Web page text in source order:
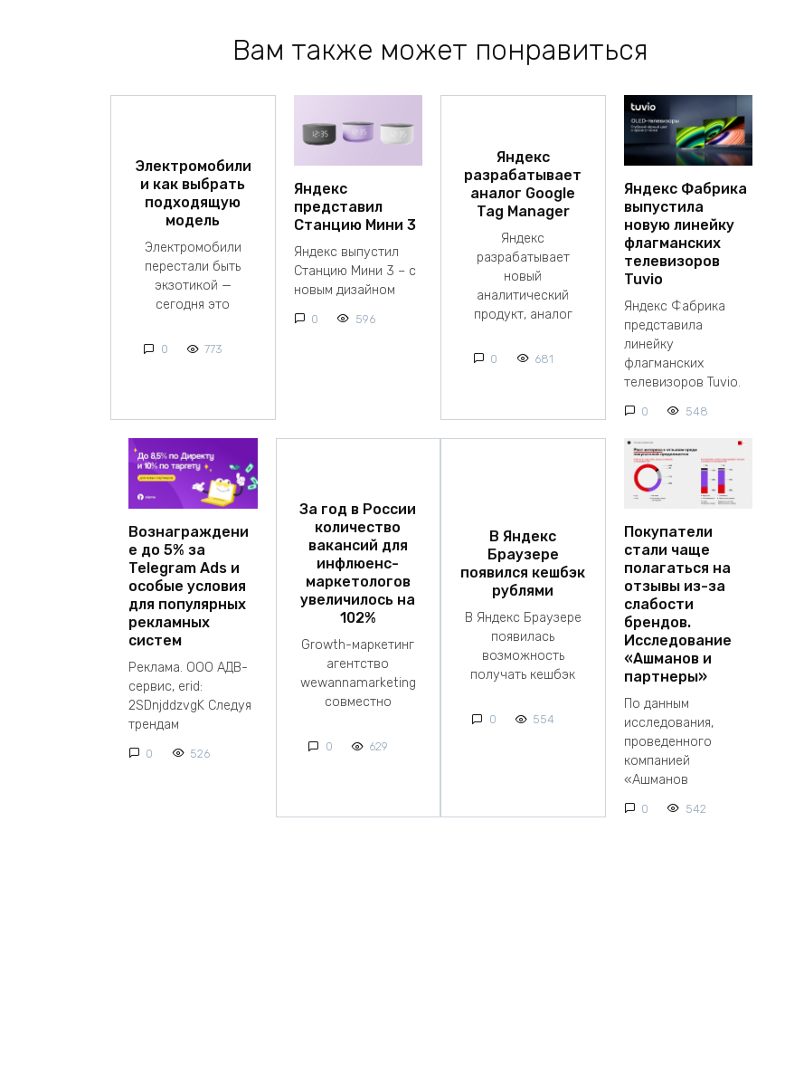
Вам также может понравиться
Электромобили
и как выбрать
подходящую
модель
Электромобили
перестали быть
экзотикой —
сегодня это
0 773
Яндекс
представил
Станцию Мини 3
Яндекс выпустил
Станцию Мини 3 – с
новым дизайном
0 596
Яндекс
разрабатывает
аналог Google
Tag Manager
Яндекс
разрабатывает
новый
аналитический
продукт, аналог
0 681
Яндекс Фабрика
выпустила
новую линейку
флагманских
телевизоров
Tuvio
Яндекс Фабрика
представила
линейку
флагманских
телевизоров Tuvio.
0 548
Вознаграждени
е до 5% за
Telegram Ads и
особые условия
для популярных
рекламных
систем
Реклама. ООО АДВ-
сервис, erid:
2SDnjddzvgK Следуя
трендам
0 526
За год в России
количество
вакансий для
инфлюенс-
маркетологов
увеличилось на
102%
Growth-маркетинг
агентство
wewannamarketing
совместно
0 629
В Яндекс
Браузере
появился кешбэк
рублями
В Яндекс Браузере
появилась
возможность
получать кешбэк
0 554
Покупатели
стали чаще
полагаться на
отзывы из-за
слабости
брендов.
Исследование
«Ашманов и
партнеры»
По данным
исследования,
проведенного
компанией
«Ашманов
0 542